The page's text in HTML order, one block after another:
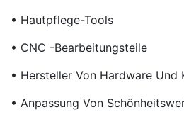
• Hautpflege-Tools
• CNC -Bearbeitungsteile
• Hersteller Von Hardware Und
• Anpassung Von